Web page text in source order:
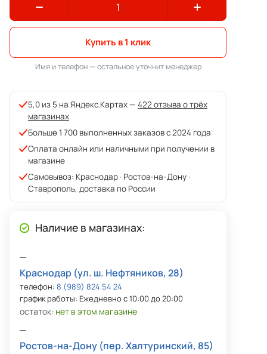
Купить в 1 клик
Имя и телефон — остальное уточнит менеджер
5,0 из 5 на Яндекс.Картах — 422 отзыва о трёх
магазинах
Больше 1 700 выполненных заказов с 2024 года
Оплата онлайн или наличными при получении в
магазине
Самовывоз: Краснодар · Ростов-на-Дону ·
Ставрополь, доставка по России
Наличие в магазинах:
Краснодар (ул. ш. Нефтяников, 28)
телефон: 8 (989) 824 54 24
график работы: Ежедневно с 10:00 до 20:00
остаток: нет в этом магазине
Ростов-на-Дону (пер. Халтуринский, 85)